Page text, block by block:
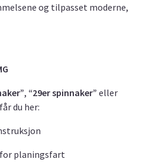
og tilpasset moderne,
, “29er spinnaker” eller
du her:
planingsfart